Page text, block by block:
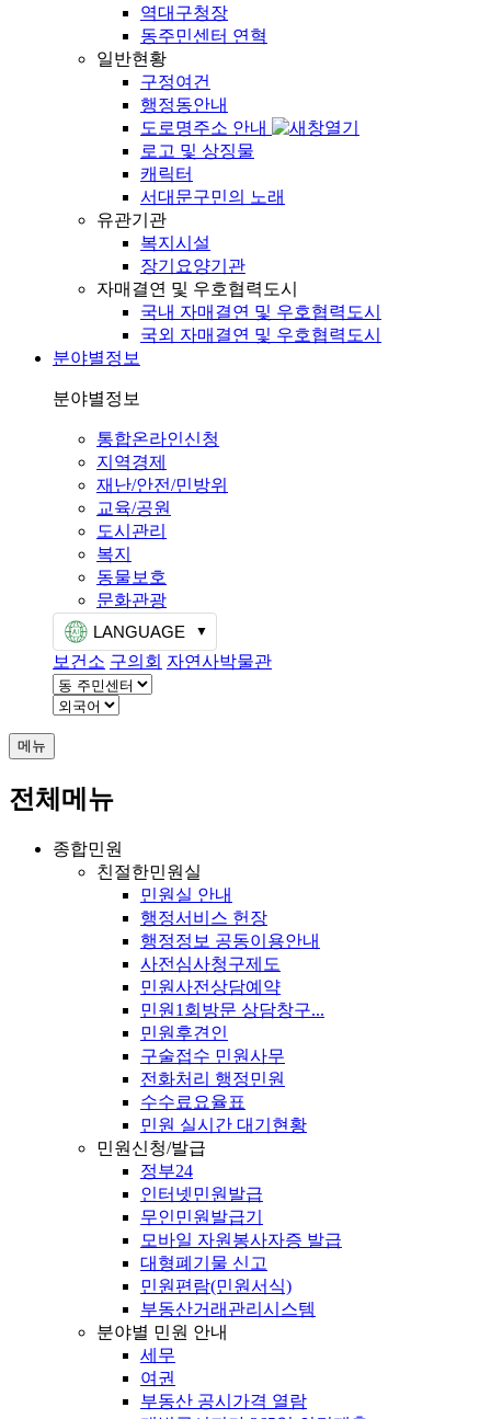
역대구청장
동주민센터 연혁
일반현황
구정여건
행정동안내
도로명주소 안내
로고 및 상징물
캐릭터
서대문구민의 노래
유관기관
복지시설
장기요양기관
자매결연 및 우호협력도시
국내 자매결연 및 우호협력도시
국외 자매결연 및 우호협력도시
분야별정보
분야별정보
통합온라인신청
지역경제
재난/안전/민방위
교육/공원
도시관리
복지
동물보호
문화관광
LANGUAGE
보건소 구의회 자연사박물관
메뉴
전체메뉴
종합민원
친절한민원실
민원실 안내
행정서비스 헌장
행정정보 공동이용안내
사전심사청구제도
민원사전상담예약
민원1회방문 상담창구...
민원후견인
구술접수 민원사무
전화처리 행정민원
수수료요율표
민원 실시간 대기현황
민원신청/발급
정부24
인터넷민원발급
무인민원발급기
모바일 자원봉사자증 발급
대형폐기물 신고
민원편람(민원서식)
부동산거래관리시스템
분야별 민원 안내
세무
여권
부동산 공시가격 열람